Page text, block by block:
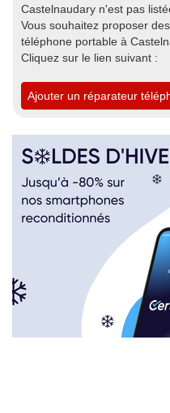
Castelnaudary n'est pas
Vous souhaitez proposer
téléphone portable à
Cliquez sur le lien suivant :
Ajouter un réparateur